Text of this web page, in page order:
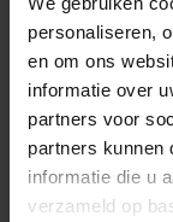
personaliseren,
en om ons
informatie over
partners voor
partners kunnen
informatie die u
verzameld op
2 jaar geleden
Sabina A
2 jaar geleden
EL
Eleni L